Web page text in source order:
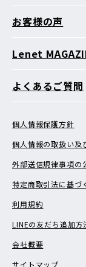
お客様の声
Lenet
よくあるご質問
個人情報保護方針
個人情報の取扱い及
外部送信規律事項の
特定商取引法に基づ
利用規約
LINEの友だち追加方
会社概要
サイトマップ